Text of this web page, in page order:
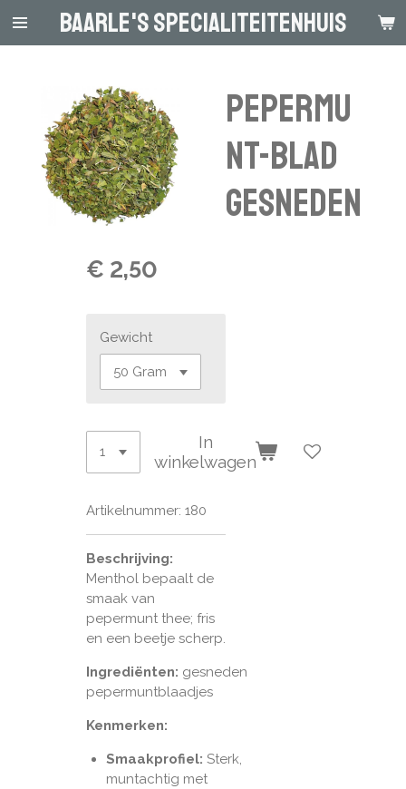
Ga
hoofdinhoud
Baarle's Specialiteitenhuis
Pepermu
nt-blad
Gesneden
€ 2,50
Gewicht
In
winkelwagen
Artikelnummer: 180
Beschrijving:
Menthol bepaalt de
smaak van
pepermunt thee; fris
en een beetje scherp.
Ingrediënten: gesneden
pepermuntblaadjes
Kenmerken:
Smaakprofiel: Sterk,
muntachtig met